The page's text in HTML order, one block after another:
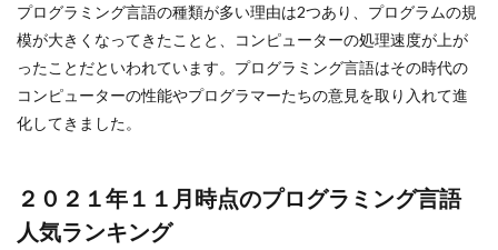
プログラミング言語の種類が多い理由は2つあり、プログラムの規
模が大きくなってきたことと、コンピューターの処理速度が上が
ったことだといわれています。プログラミング言語はその時代の
コンピューターの性能やプログラマーたちの意見を取り入れて進
化してきました。
２０２１年１１月時点のプログラミング言語
人気ランキング